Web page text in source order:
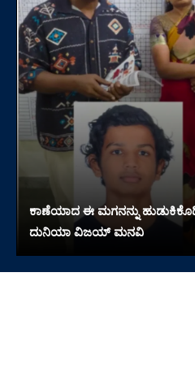
ಕಾಣೆಯಾದ ಈ ಮಗನನ್ನು
ದುನಿಯಾ ವಿಜಯ್ ಮನವಿ